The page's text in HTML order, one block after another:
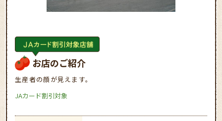
お店のご紹介
生産者の顔が見えます。
JAカード割引対象